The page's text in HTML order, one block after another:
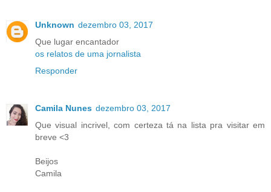
Unknown dezembro 03, 2017
Que lugar encantador
os relatos de uma jornalista
Responder
Camila Nunes dezembro 03, 2017
Que visual incrivel, com certeza tá na lista pra visitar em
breve <3
Beijos
Camila